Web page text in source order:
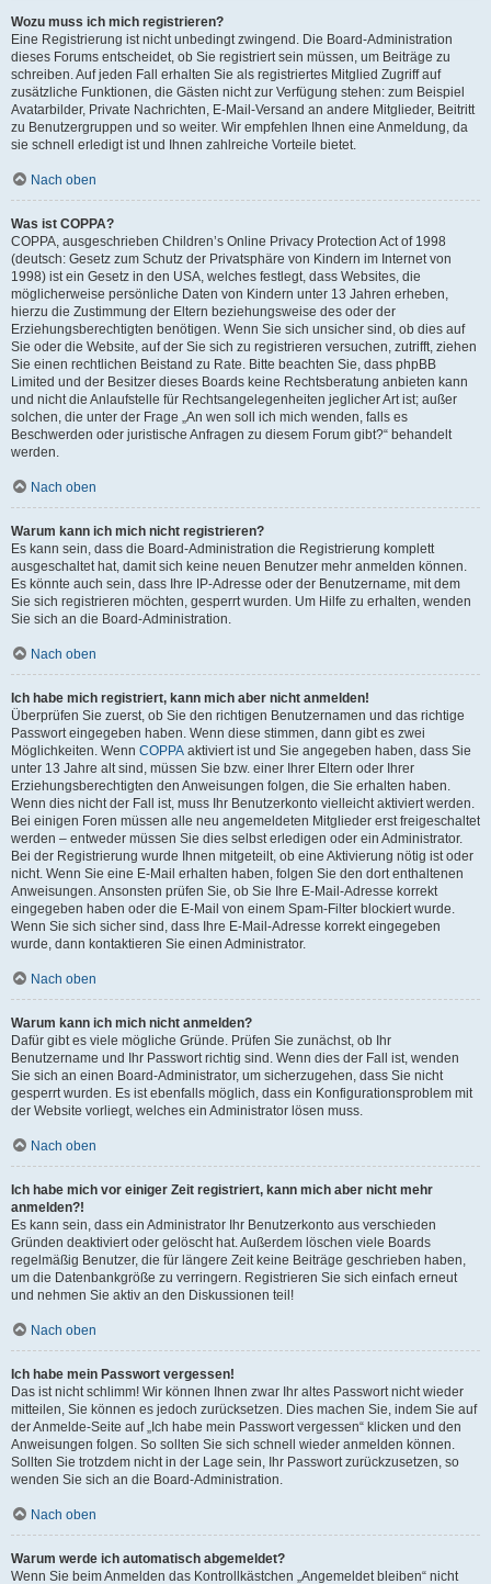
Wozu muss ich mich registrieren?
Eine Registrierung ist nicht unbedingt zwingend. Die Board-Administration
dieses Forums entscheidet, ob Sie registriert sein müssen, um Beiträge zu
schreiben. Auf jeden Fall erhalten Sie als registriertes Mitglied Zugriff auf
zusätzliche Funktionen, die Gästen nicht zur Verfügung stehen: zum Beispiel
Avatarbilder, Private Nachrichten, E-Mail-Versand an andere Mitglieder, Beitritt
zu Benutzergruppen und so weiter. Wir empfehlen Ihnen eine Anmeldung, da
sie schnell erledigt ist und Ihnen zahlreiche Vorteile bietet.
Nach oben
Was ist COPPA?
COPPA, ausgeschrieben Children’s Online Privacy Protection Act of 1998
(deutsch: Gesetz zum Schutz der Privatsphäre von Kindern im Internet von
1998) ist ein Gesetz in den USA, welches festlegt, dass Websites, die
möglicherweise persönliche Daten von Kindern unter 13 Jahren erheben,
hierzu die Zustimmung der Eltern beziehungsweise des oder der
Erziehungsberechtigten benötigen. Wenn Sie sich unsicher sind, ob dies auf
Sie oder die Website, auf der Sie sich zu registrieren versuchen, zutrifft, ziehen
Sie einen rechtlichen Beistand zu Rate. Bitte beachten Sie, dass phpBB
Limited und der Besitzer dieses Boards keine Rechtsberatung anbieten kann
und nicht die Anlaufstelle für Rechtsangelegenheiten jeglicher Art ist; außer
solchen, die unter der Frage „An wen soll ich mich wenden, falls es
Beschwerden oder juristische Anfragen zu diesem Forum gibt?“ behandelt
werden.
Nach oben
Warum kann ich mich nicht registrieren?
Es kann sein, dass die Board-Administration die Registrierung komplett
ausgeschaltet hat, damit sich keine neuen Benutzer mehr anmelden können.
Es könnte auch sein, dass Ihre IP-Adresse oder der Benutzername, mit dem
Sie sich registrieren möchten, gesperrt wurden. Um Hilfe zu erhalten, wenden
Sie sich an die Board-Administration.
Nach oben
Ich habe mich registriert, kann mich aber nicht anmelden!
Überprüfen Sie zuerst, ob Sie den richtigen Benutzernamen und das richtige
Passwort eingegeben haben. Wenn diese stimmen, dann gibt es zwei
Möglichkeiten. Wenn COPPA aktiviert ist und Sie angegeben haben, dass Sie
unter 13 Jahre alt sind, müssen Sie bzw. einer Ihrer Eltern oder Ihrer
Erziehungsberechtigten den Anweisungen folgen, die Sie erhalten haben.
Wenn dies nicht der Fall ist, muss Ihr Benutzerkonto vielleicht aktiviert werden.
Bei einigen Foren müssen alle neu angemeldeten Mitglieder erst freigeschaltet
werden – entweder müssen Sie dies selbst erledigen oder ein Administrator.
Bei der Registrierung wurde Ihnen mitgeteilt, ob eine Aktivierung nötig ist oder
nicht. Wenn Sie eine E-Mail erhalten haben, folgen Sie den dort enthaltenen
Anweisungen. Ansonsten prüfen Sie, ob Sie Ihre E-Mail-Adresse korrekt
eingegeben haben oder die E-Mail von einem Spam-Filter blockiert wurde.
Wenn Sie sich sicher sind, dass Ihre E-Mail-Adresse korrekt eingegeben
wurde, dann kontaktieren Sie einen Administrator.
Nach oben
Warum kann ich mich nicht anmelden?
Dafür gibt es viele mögliche Gründe. Prüfen Sie zunächst, ob Ihr
Benutzername und Ihr Passwort richtig sind. Wenn dies der Fall ist, wenden
Sie sich an einen Board-Administrator, um sicherzugehen, dass Sie nicht
gesperrt wurden. Es ist ebenfalls möglich, dass ein Konfigurationsproblem mit
der Website vorliegt, welches ein Administrator lösen muss.
Nach oben
Ich habe mich vor einiger Zeit registriert, kann mich aber nicht mehr
anmelden?!
Es kann sein, dass ein Administrator Ihr Benutzerkonto aus verschieden
Gründen deaktiviert oder gelöscht hat. Außerdem löschen viele Boards
regelmäßig Benutzer, die für längere Zeit keine Beiträge geschrieben haben,
um die Datenbankgröße zu verringern. Registrieren Sie sich einfach erneut
und nehmen Sie aktiv an den Diskussionen teil!
Nach oben
Ich habe mein Passwort vergessen!
Das ist nicht schlimm! Wir können Ihnen zwar Ihr altes Passwort nicht wieder
mitteilen, Sie können es jedoch zurücksetzen. Dies machen Sie, indem Sie auf
der Anmelde-Seite auf „Ich habe mein Passwort vergessen“ klicken und den
Anweisungen folgen. So sollten Sie sich schnell wieder anmelden können.
Sollten Sie trotzdem nicht in der Lage sein, Ihr Passwort zurückzusetzen, so
wenden Sie sich an die Board-Administration.
Nach oben
Warum werde ich automatisch abgemeldet?
Wenn Sie beim Anmelden das Kontrollkästchen „Angemeldet bleiben“ nicht